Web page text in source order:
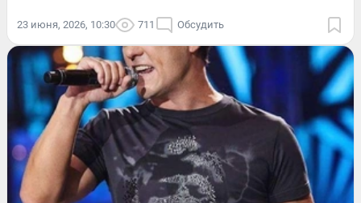
23 июня, 2026, 10:30 711 Обсудить